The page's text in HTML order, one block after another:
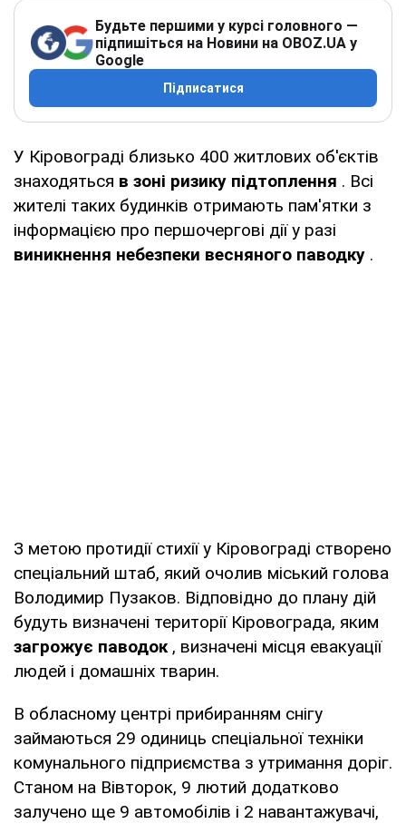
Будьте першими у курсі головного —
підпишіться на Новини на OBOZ.UA у
Google
Підписатися
У Кіровограді близько 400 житлових об'єктів
знаходяться в зоні ризику підтоплення . Всі
жителі таких будинків отримають пам'ятки з
інформацією про першочергові дії у разі
виникнення небезпеки весняного паводку .
З метою протидії стихії у Кіровограді створено
спеціальний штаб, який очолив міський голова
Володимир Пузаков. Відповідно до плану дій
будуть визначені території Кіровограда, яким
загрожує паводок, визначені місця евакуації
людей і домашніх тварин.
В обласному центрі прибиранням снігу
займаються 29 одиниць спеціальної техніки
комунального підприємства з утримання доріг.
Станом на Вівторок, 9 лютий додатково
залучено ще 9 автомобілів і 2 навантажувачі,